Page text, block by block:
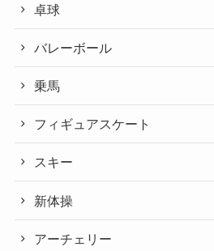
卓球
バレーボール
乗馬
フィギュアスケート
スキー
新体操
アーチェリー